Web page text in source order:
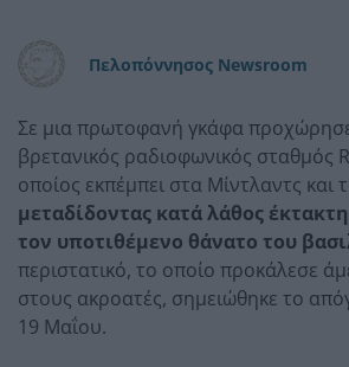
Πελοπόννησος Newsroom
Σε μια πρωτοφανή γκάφα
βρετανικός ραδιοφωνικός σταθμός
οποίος εκπέμπει στα Μίντλαντς και
μεταδίδοντας κατά λάθος
τον υποτιθέμενο θάνατο του
περιστατικό, το οποίο προκάλεσε
στους ακροατές, σημειώθηκε το
19 Μαΐου.